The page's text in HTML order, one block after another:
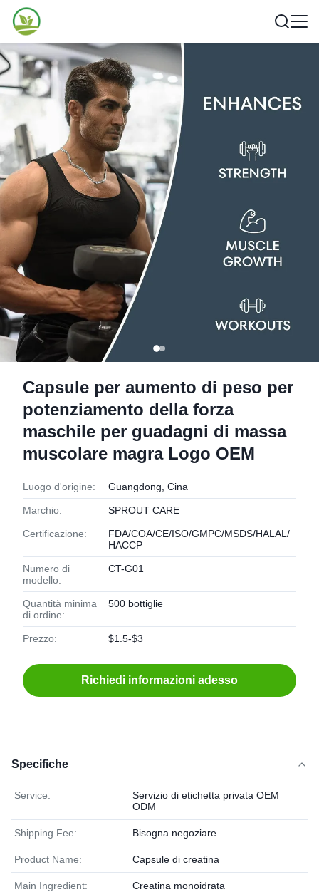
Capsule per aumento di peso per
potenziamento della forza
maschile per guadagni di massa
muscolare magra Logo OEM
Luogo d'origine: Guangdong, Cina
Marchio: SPROUT CARE
Certificazione:
FDA/COA/CE/ISO/GMPC/MSDS/HALAL/
HACCP
Numero di
modello:
CT-G01
Quantità minima
di ordine:
500 bottiglie
Prezzo: $1.5-$3
Richiedi informazioni adesso
Specifiche
Service:
Servizio di etichetta privata OEM
ODM
Shipping Fee: Bisogna negoziare
Product Name: Capsule di creatina
Main Ingredient: Creatina monoidrata